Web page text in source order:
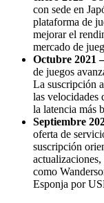
con sede en
plataforma de
mejorar el
mercado de
Octubre 2021 –
de juegos
La suscripción
las velocidades
la latencia más
Septiembre
oferta de
suscripción
como
Esponja por